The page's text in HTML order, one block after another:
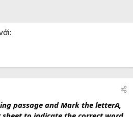
passage and Mark the letterA,